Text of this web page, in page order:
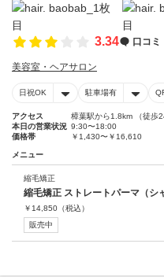
3.34 口コミ
美容室・ヘアサロン
日祝OK 駐車場有
アクセス
樟葉駅から1.8km （徒歩
本日の営業状況 9:30〜18:00
価格帯
￥1,430〜￥16,610
メニュー
縮毛矯正
縮毛矯正 ストレートパーマ（シ
￥ 14,850 （税込）
販売中